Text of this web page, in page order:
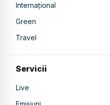
Internațional
Green
Travel
Servicii
Live